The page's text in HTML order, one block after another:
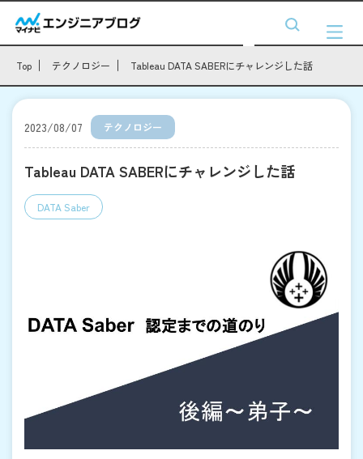
Top テクノロジー Tableau DATA SABERにチャレンジした話
2023/08/07 テクノロジー
Tableau DATA SABERにチャレンジした話
DATA Saber